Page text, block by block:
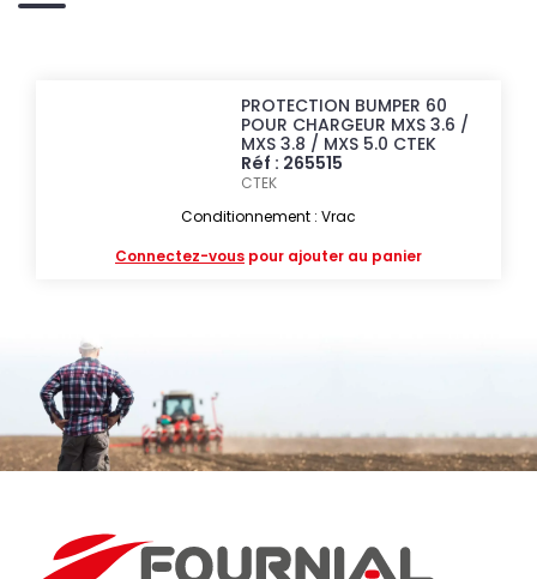
PROTECTION BUMPER 60
POUR CHARGEUR MXS 3.6 /
MXS 3.8 / MXS 5.0 CTEK
Réf : 265515
CTEK
Conditionnement : Vrac
Connectez-vous pour ajouter au panier